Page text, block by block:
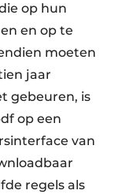
op hun
en op te
moeten
jaar
gebeuren, is
op een
van
regels als